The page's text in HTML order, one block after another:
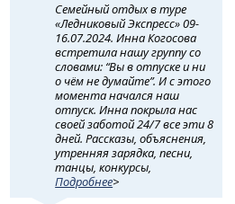
Семейный отдых в туре
«Ледниковый Экспресс» 09-
16.07.2024. Инна Когосова
встретила нашу группу со
словами: “Вы в отпуске и ни
о чём не думайте”. И с этого
момента начался наш
отпуск. Инна покрыла нас
своей заботой 24/7 все эти 8
дней. Рассказы, объяснения,
утренняя зарядка, песни,
танцы, конкурсы,
Подробнее>